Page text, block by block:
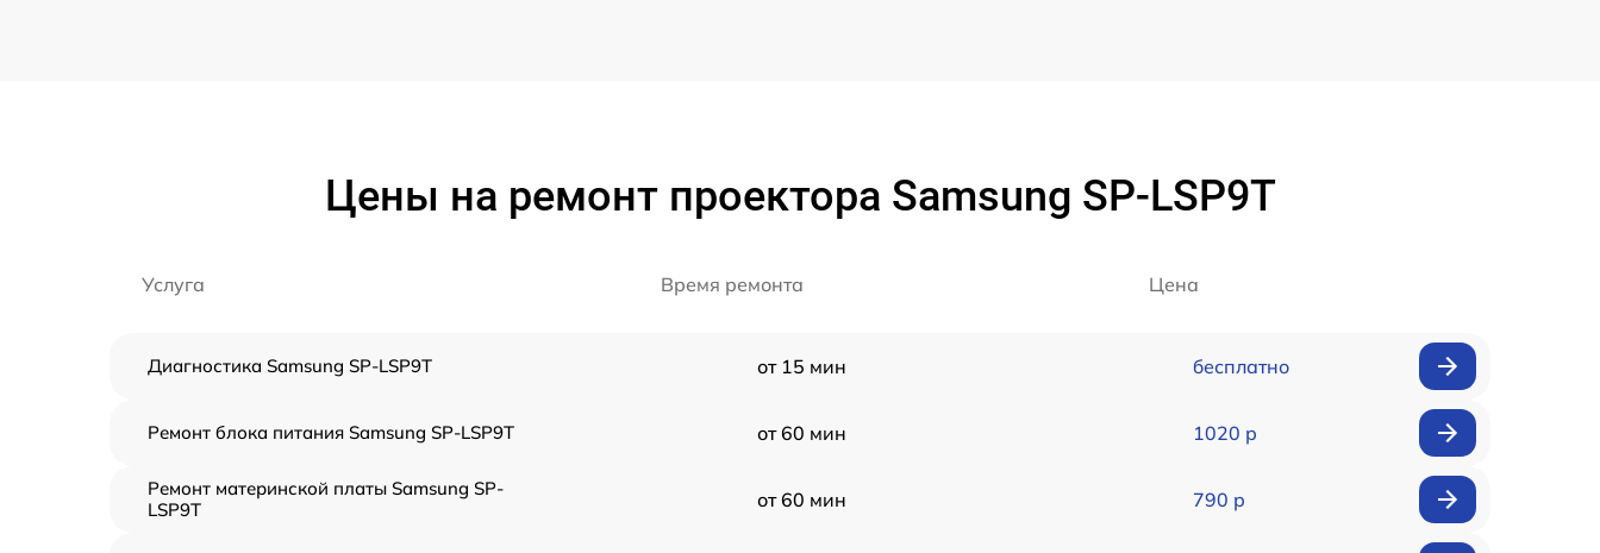
Цены на ремонт проектора Samsung SP-LSP9T
Услуга Время ремонта Цена
Диагностика Samsung SP-LSP9T от 15 мин бесплатно
Ремонт блока питания Samsung SP-LSP9T от 60 мин 1020 р
Ремонт материнской платы Samsung SP-
LSP9T
от 60 мин 790 р